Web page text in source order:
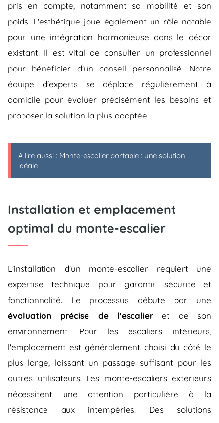
pris en compte, notamment sa mobilité et son
poids. L'esthétique joue également un rôle notable
pour une intégration harmonieuse dans le décor
existant. Il est vital de consulter un professionnel
pour bénéficier d'un conseil personnalisé. Notre
équipe d'experts se déplace régulièrement à
domicile pour évaluer précisément les besoins et
proposer la solution la plus adaptée.
A lire aussi : Monte-escalier portable : une solution
idéale
Installation et emplacement
optimal du monte-escalier
L'installation d'un monte-escalier requiert une
expertise technique pour garantir sécurité et
fonctionnalité. Le processus débute par une
évaluation précise de l'escalier et de son
environnement. Pour les escaliers intérieurs,
l'emplacement est généralement choisi du côté le
plus large, laissant un passage suffisant pour les
autres utilisateurs. Les monte-escaliers extérieurs
nécessitent une attention particulière à la
résistance aux intempéries. Des solutions